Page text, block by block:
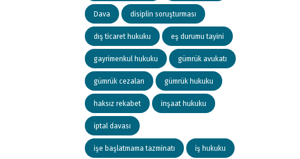
Dava disiplin soruşturması
dış ticaret hukuku eş durumu tayini
gayrimenkul hukuku gümrük avukatı
gümrük cezaları gümrük hukuku
haksız rekabet inşaat hukuku
iptal davası
işe başlatmama tazminatı iş hukuku